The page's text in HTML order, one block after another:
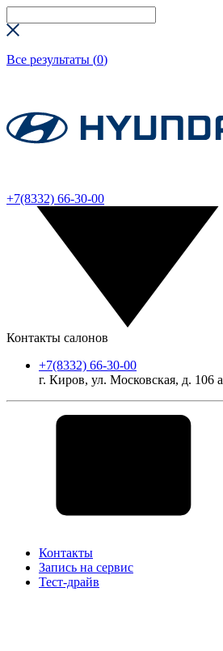
Все результаты (0)
+7(8332) 66-30-00
Контакты салонов
+7(8332) 66-30-00
г. Киров, ул. Московская, д. 106 а
Контакты
Запись на сервис
Тест-драйв